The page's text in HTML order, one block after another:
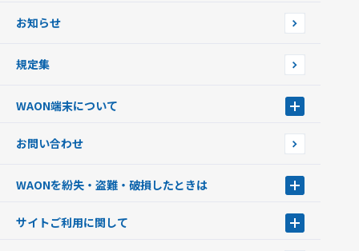
フードバンク応援WAON
ご当地WAON
G.G WAON
WAONカード・WAONカードプラス
モバイルWAON
提携WAONカード
お知らせ
規定集
WAON端末について
WAONネットステーション
新型WAONステーション
WAONチャージャーmini
お問い合わせ
WAONを紛失・盗難・破損したときは
WAONカードの拾得について
サイトご利用に関して